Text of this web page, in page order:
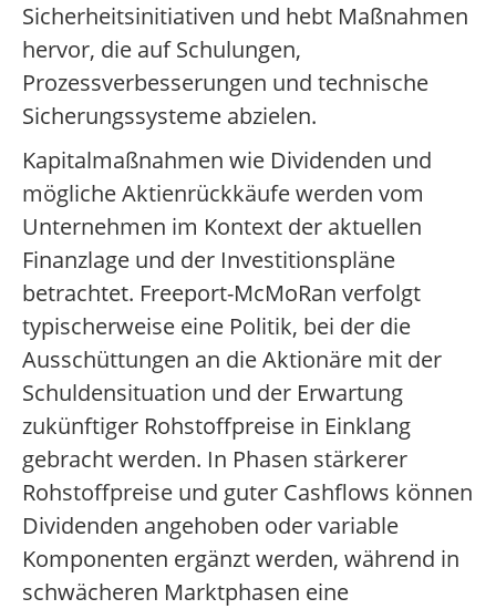
Sicherheitsinitiativen und hebt Maßnahmen
hervor, die auf Schulungen,
Prozessverbesserungen und technische
Sicherungssysteme abzielen.
Kapitalmaßnahmen wie Dividenden und
mögliche Aktienrückkäufe werden vom
Unternehmen im Kontext der aktuellen
Finanzlage und der Investitionspläne
betrachtet. Freeport-McMoRan verfolgt
typischerweise eine Politik, bei der die
Ausschüttungen an die Aktionäre mit der
Schuldensituation und der Erwartung
zukünftiger Rohstoffpreise in Einklang
gebracht werden. In Phasen stärkerer
Rohstoffpreise und guter Cashflows können
Dividenden angehoben oder variable
Komponenten ergänzt werden, während in
schwächeren Marktphasen eine